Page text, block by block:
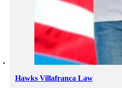
Hawks Villafranca Law